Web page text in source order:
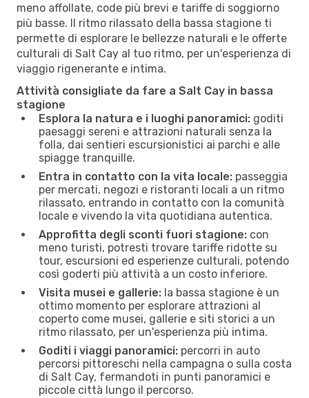
meno affollate, code più brevi e tariffe di soggiorno
più basse. Il ritmo rilassato della bassa stagione ti
permette di esplorare le bellezze naturali e le offerte
culturali di Salt Cay al tuo ritmo, per un'esperienza di
viaggio rigenerante e intima.
Attività consigliate da fare a Salt Cay in bassa
stagione
Esplora la natura e i luoghi panoramici: goditi
paesaggi sereni e attrazioni naturali senza la
folla, dai sentieri escursionistici ai parchi e alle
spiagge tranquille.
Entra in contatto con la vita locale: passeggia
per mercati, negozi e ristoranti locali a un ritmo
rilassato, entrando in contatto con la comunità
locale e vivendo la vita quotidiana autentica.
Approfitta degli sconti fuori stagione: con
meno turisti, potresti trovare tariffe ridotte su
tour, escursioni ed esperienze culturali, potendo
così goderti più attività a un costo inferiore.
Visita musei e gallerie: la bassa stagione è un
ottimo momento per esplorare attrazioni al
coperto come musei, gallerie e siti storici a un
ritmo rilassato, per un'esperienza più intima.
Goditi i viaggi panoramici: percorri in auto
percorsi pittoreschi nella campagna o sulla costa
di Salt Cay, fermandoti in ​​punti panoramici e
piccole città lungo il percorso.